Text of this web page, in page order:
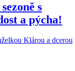
s
a pýcha!